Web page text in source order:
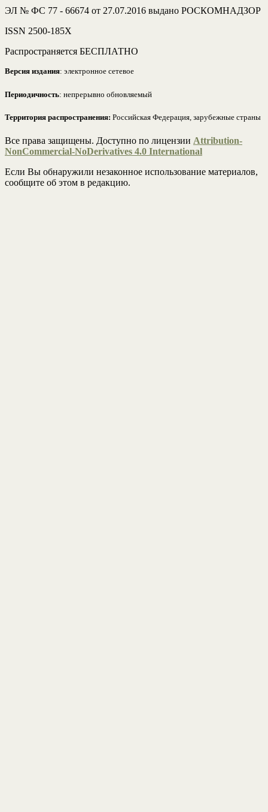
ЭЛ № ФС 77 - 66674 от 27.07.2016 выдано РОСКОМНАДЗОР
ISSN 2500-185Х
Распространяется БЕСПЛАТНО
Версия издания: электронное сетевое
Периодичность: непрерывно обновляемый
Территория распространения: Российская Федерация, зарубежные страны
Все права защищены. Доступно по лицензии Attribution-
NonCommercial-NoDerivatives 4.0 International
Если Вы обнаружили незаконное использование материалов,
сообщите об этом в редакцию.